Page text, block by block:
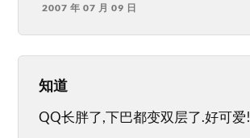
2007 年 07 月 09 日
知道
QQ长胖了,下巴都变双层了.好可爱!